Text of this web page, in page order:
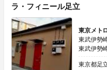
ラ・フィニール足立
東京メト
東武伊勢
東武伊勢
東京都足